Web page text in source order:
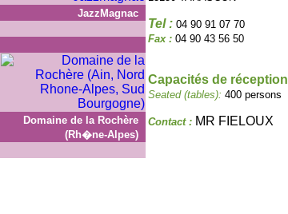
JazzMagnac
Domaine de la Rochère
(Rh�ne-Alpes)
Tel : 04 90 91 07 70
Fax : 04 90 43 56 50
Capacités de réception
Seated (tables): 400 persons
Contact : MR FIELOUX